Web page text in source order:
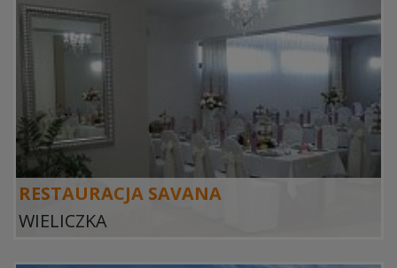
RESTAURACJA SAVANA
WIELICZKA